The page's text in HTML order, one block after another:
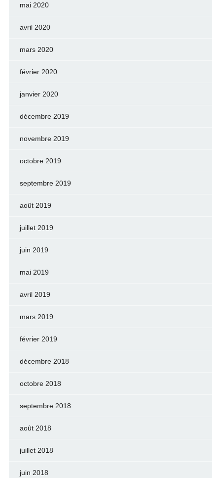
mai 2020
avril 2020
mars 2020
février 2020
janvier 2020
décembre 2019
novembre 2019
octobre 2019
septembre 2019
août 2019
juillet 2019
juin 2019
mai 2019
avril 2019
mars 2019
février 2019
décembre 2018
octobre 2018
septembre 2018
août 2018
juillet 2018
juin 2018